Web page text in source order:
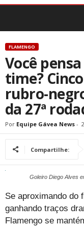
FLAMENGO
Você
time?
rubro-
da 27ª
Por Equipe Gávea News -
Compartilhe:
Goleiro Diego Alves
Se aproximando do
ganhando traços
Flamengo se